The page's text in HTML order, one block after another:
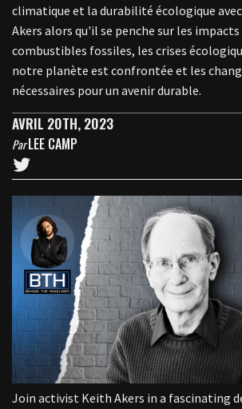
climatique et la durabilité écologique
Akers alors qu'il se penche sur les
combustibles fossiles, les crises
notre planète est confrontée et les
nécessaires pour un avenir durable.
AVRIL 20TH, 2023
ParLEE CAMP
Join activist Keith Akers in a fascinating